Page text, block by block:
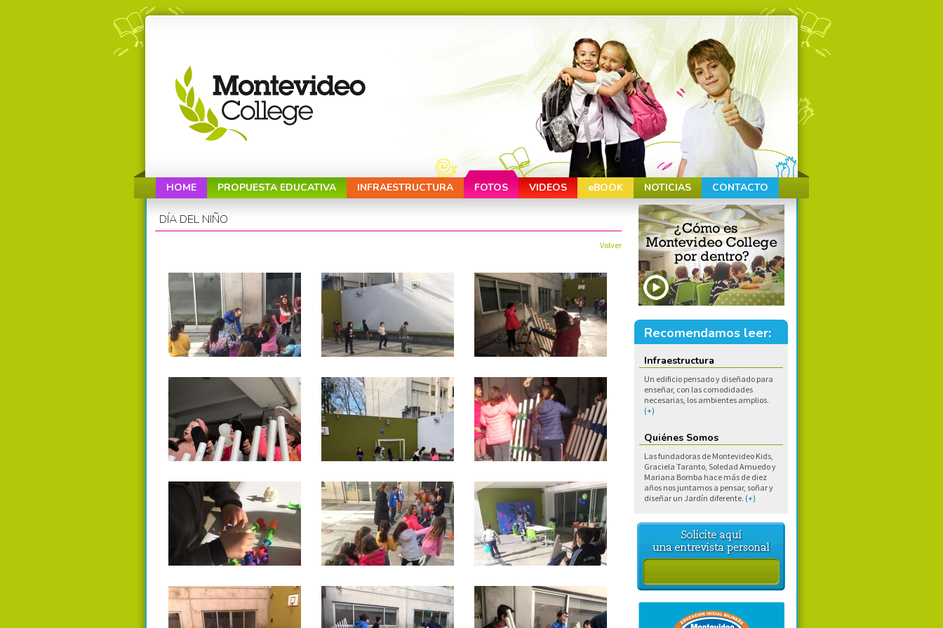
HOME PROPUESTA EDUCATIVA INFRAESTRUCTURA FOTOS VIDEOS eBOOK NOTICIAS CONTACTO
DÍA DEL NIÑO
Volver
Recomendamos leer:
Infraestructura
Un edificio pensado y diseñado para
enseñar, con las comodidades
necesarias, los ambientes amplios.
(+)
Quiénes Somos
Las fundadoras de Montevideo Kids,
Graciela Taranto, Soledad Amuedo y
Mariana Bomba hace más de diez
años nos juntamos a pensar, soñar y
diseñar un Jardín diferente. (+)